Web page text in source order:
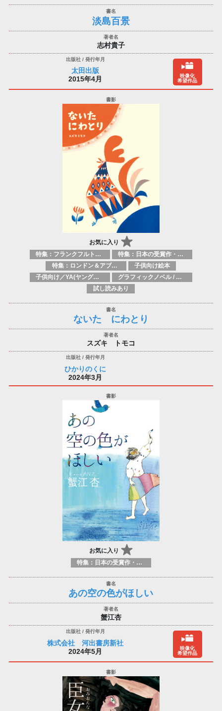
淡島百景
志村貴子
太田出版
2015年4月
映像化
希望作品
お気に入り
特集：フランクフルト2025
特集：日本の受賞作・ノミネート作品特集
特集：ロンドン＆アブダビブックフェア2026
子供向け絵本
子供向け／YA(ヤングアダルト)向け一般：芸術&芸術家
グラフィックノベル / コミックブック / 漫画：スタイル / 伝統
試し読みあり
ないた にわとり
スズキ トモコ
ひかりのくに
2024年3月
お気に入り
特集：日本の受賞作・ノミネート作品特集
あの空の色がほしい
蟹江杏
株式会社 河出書房新社
2024年5月
映像化
希望作品